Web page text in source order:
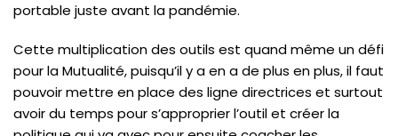
portable juste avant la pandémie.
Cette multiplication des outils est quand même un défi
pour la Mutualité, puisqu’il y a en a de plus en plus, il faut
pouvoir mettre en place des ligne directrices et surtout
avoir du temps pour s’approprier l’outil et créer la